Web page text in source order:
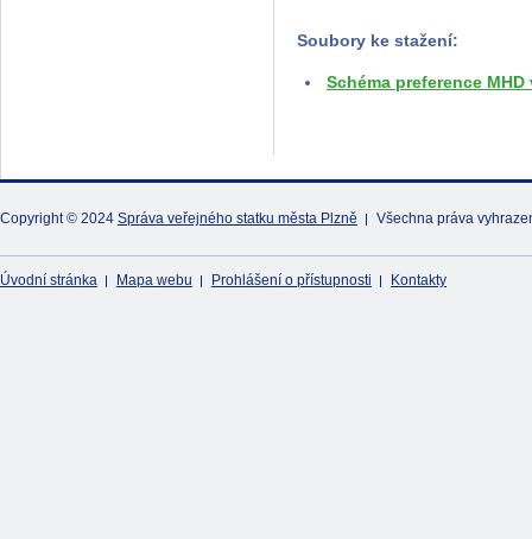
Soubory ke stažení:
Schéma preference
Copyright © 2024 Správa veřejného statku města Plzně Všechna práva
Úvodní stránka Mapa webu Prohlášení o přístupnosti Kontakty